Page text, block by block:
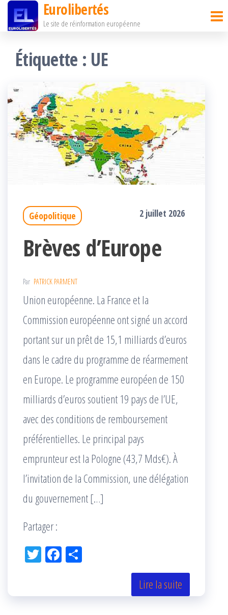
Passer
contenu
Eurolibertés
Le site de réinformation européenne
Étiquette : UE
Géopolitique 2 juillet 2026
Brèves d’Europe
Par PATRICK PARMENT
Union européenne. La France et la
Commission européenne ont signé un accord
portant sur un prêt de 15,1 milliards d’euros
dans le cadre du programme de réarmement
en Europe. Le programme européen de 150
milliards d’euros soutient 19 pays de l’UE,
avec des conditions de remboursement
préférentielles. Le principal pays
emprunteur est la Pologne (43,7 Mds€). À
l’invitation de la Commission, une délégation
du gouvernement […]
Partager :
Tw Fac
k r
Lire la suite